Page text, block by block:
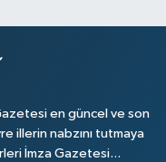
en güncel ve son
illerin nabzını tutmaya
İmza Gazetesi...